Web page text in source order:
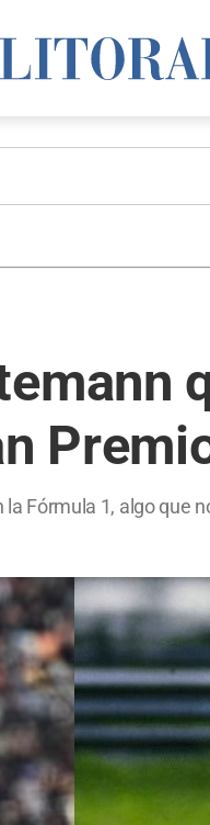
Fórmula 1, algo que